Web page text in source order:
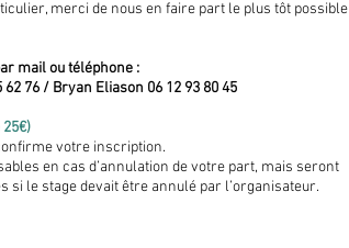
merci de nous en faire part le plus tôt possible
mail ou téléphone :
76 / Bryan Eliason 06 12 93 80 45
25€)
votre inscription.
en cas d’annulation de votre part, mais seront
si le stage devait être annulé par l’organisateur.